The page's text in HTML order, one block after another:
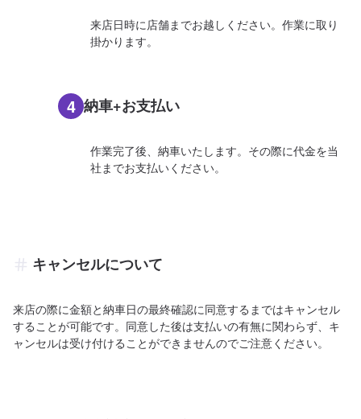
来店日時に店舗までお越しください。作業に取り
掛かります。
4 納車+お支払い
作業完了後、納車いたします。その際に代金を当
社までお支払いください。
キャンセルについて
来店の際に金額と納車日の最終確認に同意するまではキャンセル
することが可能です。同意した後は支払いの有無に関わらず、キ
ャンセルは受け付けることができませんのでご注意ください。